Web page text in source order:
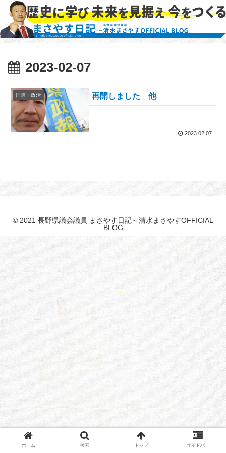
2023-02-07
国際・政治 再開しました 他
2023.02.07
© 2021 長野県議会議員 まさやす日記～清水まさやすOFFICIAL
BLOG
ホーム 検索 トップ サイドバー